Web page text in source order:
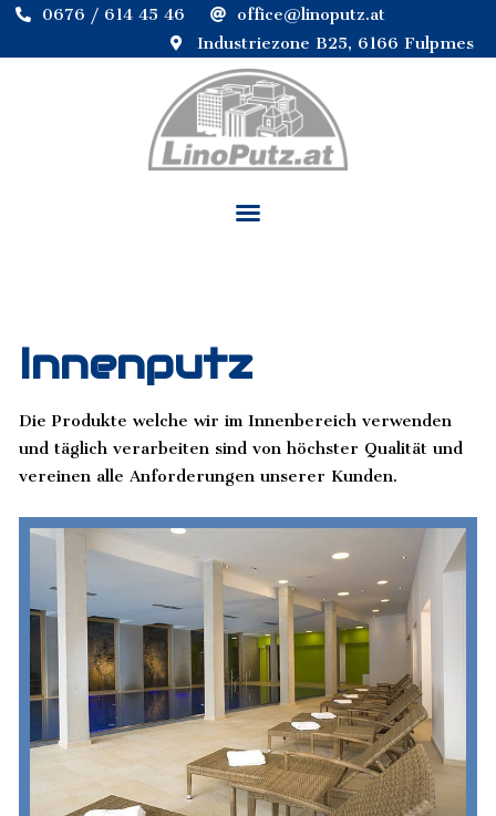
0676 / 614 45 46
office@linoputz.at
Industriezone B25, 6166 Fulpmes
Innenputz
Die Produkte welche wir im Innenbereich verwenden
und täglich verarbeiten sind von höchster Qualität und
vereinen alle Anforderungen unserer Kunden.